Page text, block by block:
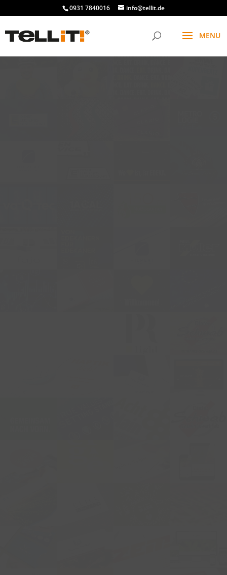
0931 7840016 info@tellit.de